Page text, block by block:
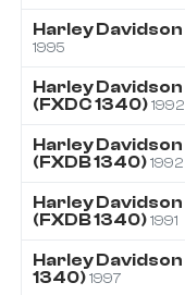
Harley Davidson
1995
Harley Davidson
(FXDC 1340) 1992
Harley Davidson
(FXDB 1340) 1992
Harley Davidson
(FXDB 1340) 1991
Harley Davidson
1340) 1997